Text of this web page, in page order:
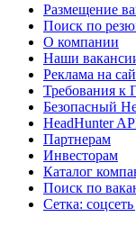
Размещение
Поиск по
О компании
Наши
Реклама на
Требования к
Безопасный
HeadHunter
Партнерам
Инвесторам
Каталог
Поиск по
Сетка: